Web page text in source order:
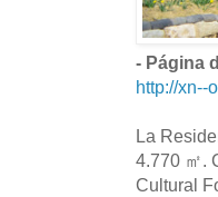
- Página
http://xn--
La
4.770 ㎡.
Cultural